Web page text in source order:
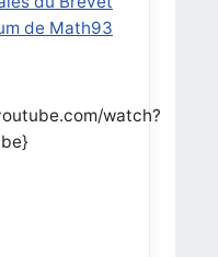
de Math93
watch?